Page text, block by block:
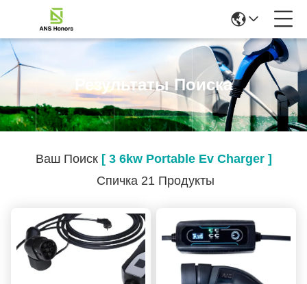
Результаты Поиска
Ваш Поиск [ 3 6kw Portable Ev Charger ]
Спичка 21 Продукты